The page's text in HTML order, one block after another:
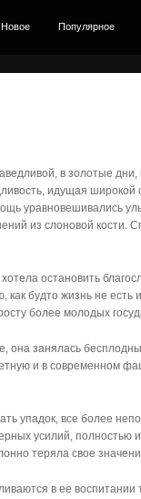
Новое Популярное
в золотые дни,
идущая широкой
уравновешивались
из слоновой кости.
остановить
как будто жизнь не
более молодых
она занялась
и в современном
упадок, все более
усилий, полностью
теряла свое
в ее воспитании